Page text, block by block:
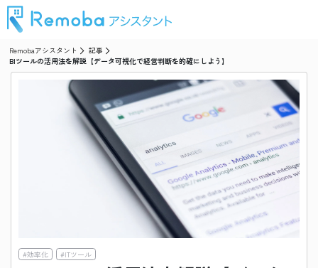
Remobaアシスタント
記事
BIツールの活用法を解説【データ可視化で経営判断を的確にしよう】
#効率化 #ITツール